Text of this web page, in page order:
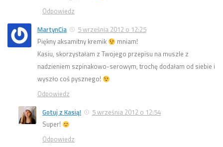
Odpowiedz
MartynCia
5 września 2012 o 12:25
Piękny aksamitny kremik
mniam!
Kasiu, skorzystałam z Twojego przepisu na muszle z
nadzieniem szpinakowo-serowym, trochę dodałam od siebie i
wyszło coś pysznego!
Odpowiedz
Gotuj z Kasią!
5 września 2012 o 12:54
Super!
Odpowiedz